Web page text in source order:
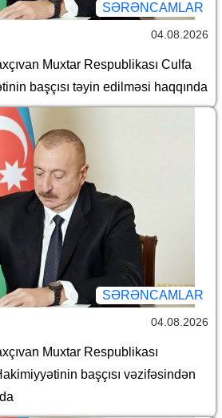
SƏRƏNCAMLAR
04.08.2026
Muxtar Respublikası Culfa
başçısı təyin edilməsi haqqında
SƏRƏNCAMLAR
04.08.2026
Muxtar Respublikası
başçısı vəzifəsindən